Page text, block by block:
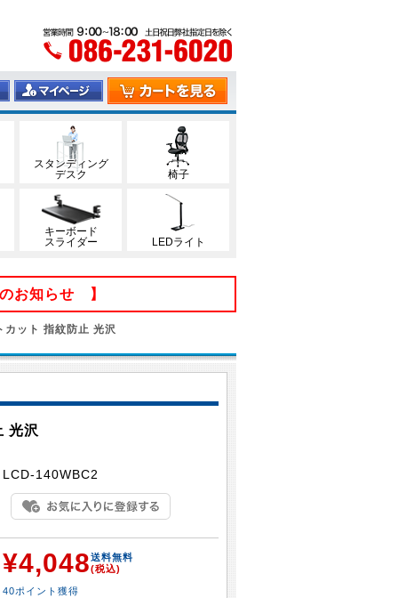
スタンディング
デスク
椅子
キーボード
スライダー
LEDライト
お知らせ 】
ット 指紋防止 光沢
光沢
LCD-140WBC2
¥4,048送料無料
(税込)
40ポイント獲得